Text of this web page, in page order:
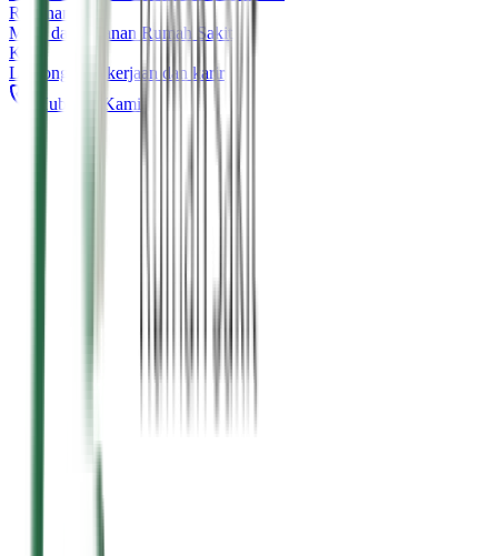
Rekanan
Mitra dan rekanan Rumah Sakit
Karir
Lowongan pekerjaan dan karir
Hubungi Kami